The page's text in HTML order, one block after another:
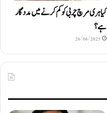
کیا ہری مرچ چربی کو کم کرنے میں مددگار
ہے؟
26/06/2025